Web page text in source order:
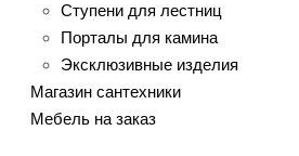
Ступени для лестниц
Порталы для камина
Эксклюзивные изделия
Магазин сантехники
Мебель на заказ